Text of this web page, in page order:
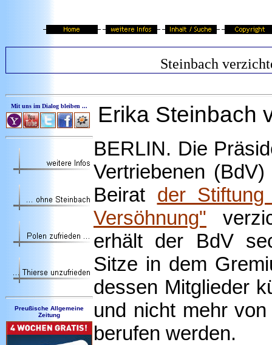
Steinbach
Mit uns im Dialog bleiben ...
Preußische Allgemeine
Zeitung
Erika Steinbach
BERLIN. Die
Vertriebenen
Beirat der Stiftung
Versöhnung"
erhält der BdV
Sitze in dem
dessen Mitglieder
und nicht mehr
berufen werden.